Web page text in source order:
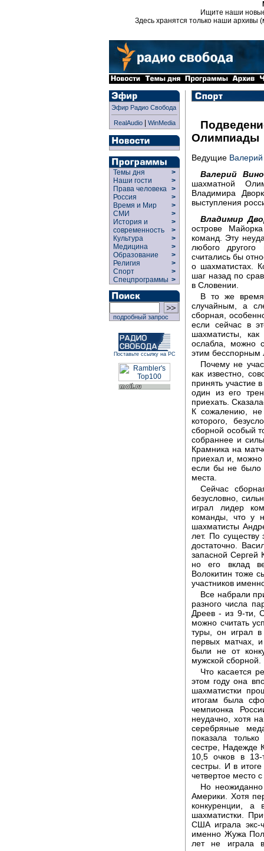
Ищите наши
Здесь хранятся только наши архивы
Эфир Радио Свобода
RealAudio| WinMedia
Темы дня
>
Наши гости
>
Права человека >
Россия
>
Время и Мир
>
СМИ
>
История и
современность
>
>
Культура
>
Медицина
>
Образование
>
Религия
>
Спорт
>
Спецпрограммы >
подробный запрос
Поставьте ссылку на РС
Олимпиады
Ведущие
Валерий
шахматной
Владимира
выступления
Владимир
острове
команд. Эту
любого
считались бы
о шахматистах.
шаг назад по
в Словении.
В то же время
случайным, а
сборная,
если сейчас в
шахматисты,
ослабла, можно
этим
Почему не
как известно,
принять участие
один из его
приехать.
К сожалению, не
которого,
сборной особый
собраннее и
Крамника на
приехал и, можно
если бы не было
места.
Сейчас
безусловно,
играл лидер
команды, что у
шахматисты
лет. По существу
достаточно.
запасной Сергей
но его вклад
Волокитин тоже
участников
Все набрали
разного числа
Дреев - из 9-ти,
можно считать
туры, он играл
первых матчах,
были не от
мужской сборной.
Что касается
этом году она
шахматистки
итогам была
чемпионка
неудачно, хотя
серебряные
показала
сестре, Надежде
10,5 очков в 13-
сестры. И в
четвертое место
Но
Америки. Хотя
конкуренции, а
шахматистки.
США играла
именно Жужа
лет не играла